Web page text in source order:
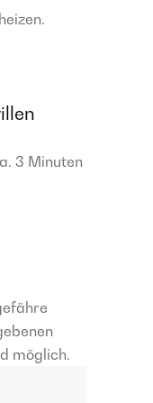
3 Minuten
möglich.